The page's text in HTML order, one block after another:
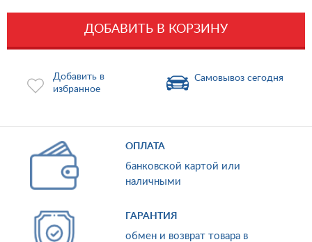
ДОБАВИТЬ В КОРЗИНУ
Добавить в
избранное
Самовывоз сегодня
ОПЛАТА
банковской картой или
наличными
ГАРАНТИЯ
обмен и возврат товара в